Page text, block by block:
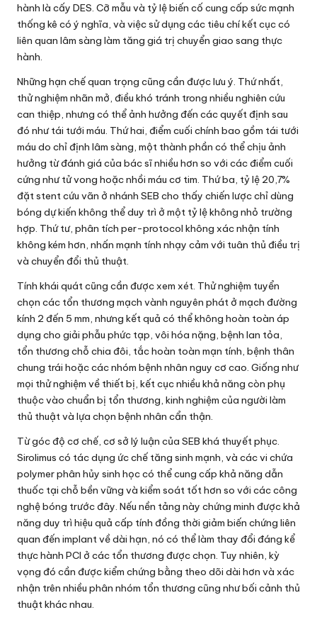
hành là cấy DES. Cỡ mẫu và tỷ lệ biến cố cung cấp sức mạnh
thống kê có ý nghĩa, và việc sử dụng các tiêu chí kết cục có
liên quan lâm sàng làm tăng giá trị chuyển giao sang thực
hành.
Những hạn chế quan trọng cũng cần được lưu ý. Thứ nhất,
thử nghiệm nhãn mở, điều khó tránh trong nhiều nghiên cứu
can thiệp, nhưng có thể ảnh hưởng đến các quyết định sau
đó như tái tưới máu. Thứ hai, điểm cuối chính bao gồm tái tưới
máu do chỉ định lâm sàng, một thành phần có thể chịu ảnh
hưởng từ đánh giá của bác sĩ nhiều hơn so với các điểm cuối
cứng như tử vong hoặc nhồi máu cơ tim. Thứ ba, tỷ lệ 20,7%
đặt stent cứu vãn ở nhánh SEB cho thấy chiến lược chỉ dùng
bóng dự kiến không thể duy trì ở một tỷ lệ không nhỏ trường
hợp. Thứ tư, phân tích per-protocol không xác nhận tính
không kém hơn, nhấn mạnh tính nhạy cảm với tuân thủ điều trị
và chuyển đổi thủ thuật.
Tính khái quát cũng cần được xem xét. Thử nghiệm tuyển
chọn các tổn thương mạch vành nguyên phát ở mạch đường
kính 2 đến 5 mm, nhưng kết quả có thể không hoàn toàn áp
dụng cho giải phẫu phức tạp, vôi hóa nặng, bệnh lan tỏa,
tổn thương chỗ chia đôi, tắc hoàn toàn mạn tính, bệnh thân
chung trái hoặc các nhóm bệnh nhân nguy cơ cao. Giống như
mọi thử nghiệm về thiết bị, kết cục nhiều khả năng còn phụ
thuộc vào chuẩn bị tổn thương, kinh nghiệm của người làm
thủ thuật và lựa chọn bệnh nhân cẩn thận.
Từ góc độ cơ chế, cơ sở lý luận của SEB khá thuyết phục.
Sirolimus có tác dụng ức chế tăng sinh mạnh, và các vi chứa
polymer phân hủy sinh học có thể cung cấp khả năng dẫn
thuốc tại chỗ bền vững và kiểm soát tốt hơn so với các công
nghệ bóng trước đây. Nếu nền tảng này chứng minh được khả
năng duy trì hiệu quả cấp tính đồng thời giảm biến chứng liên
quan đến implant về dài hạn, nó có thể làm thay đổi đáng kể
thực hành PCI ở các tổn thương được chọn. Tuy nhiên, kỳ
vọng đó cần được kiểm chứng bằng theo dõi dài hơn và xác
nhận trên nhiều phân nhóm tổn thương cũng như bối cảnh thủ
thuật khác nhau.